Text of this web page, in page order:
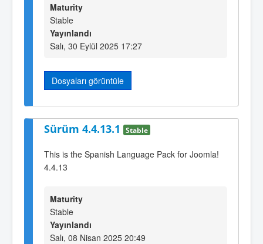
Maturity
Stable
Yayınlandı
Salı, 30 Eylül 2025 17:27
Dosyaları görüntüle
Sürüm 4.4.13.1 Stable
This is the Spanish Language Pack for Joomla!
4.4.13
Maturity
Stable
Yayınlandı
Salı, 08 Nisan 2025 20:49